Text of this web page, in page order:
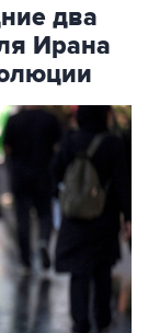
два
Ирана